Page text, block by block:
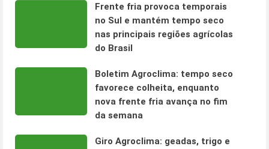
Frente fria provoca temporais
no Sul e mantém tempo seco
nas principais regiões agrícolas
do Brasil
Boletim Agroclima: tempo seco
favorece colheita, enquanto
nova frente fria avança no fim
da semana
Giro Agroclima: geadas, trigo e